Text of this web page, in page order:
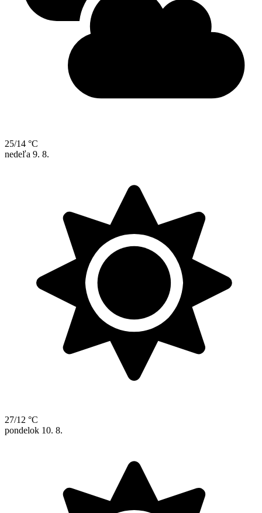
25/14 °C
nedeľa 9. 8.
27/12 °C
pondelok 10. 8.